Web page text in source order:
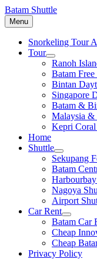
Batam Shuttle
Menu
Snorkeling Tour
Tour
Ranoh
Batam
Bintan
Singapore
Batam &
Malaysia &
Kepri
Home
Shuttle
Sekupang
Batam
Nagoya
Airport
Car Rent
Batam Car
Cheap
Cheap
Privacy Policy